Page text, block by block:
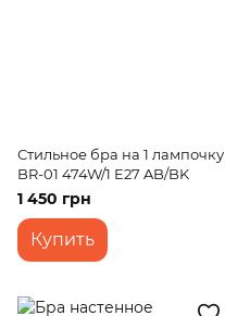
Стильное бра на 1 лампочку
BR-01 474W/1 E27 AB/BK
1 450 грн
Купить